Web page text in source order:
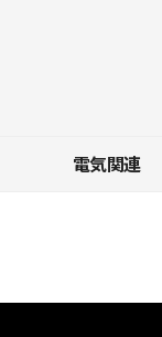
電気関連